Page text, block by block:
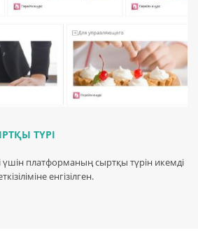
ТҮРІ
үшін платформаның сыртқы түрін икемді
енгізілген.